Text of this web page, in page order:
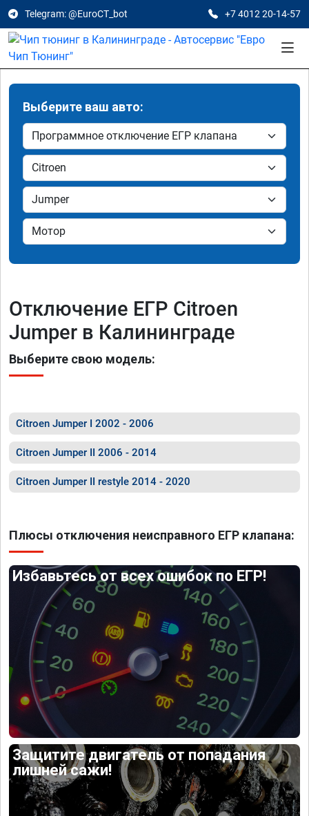
Telegram: @EuroCT_bot +7 4012 20-14-57
Выберите ваш авто:
Отключение ЕГР Citroen
Jumper в Калининграде
Выберите свою модель:
Citroen Jumper I 2002 - 2006
Citroen Jumper II 2006 - 2014
Citroen Jumper II restyle 2014 - 2020
Плюсы отключения неисправного ЕГР клапана:
Избавьтесь от всех ошибок по ЕГР!
Защитите двигатель от попадания
лишней сажи!